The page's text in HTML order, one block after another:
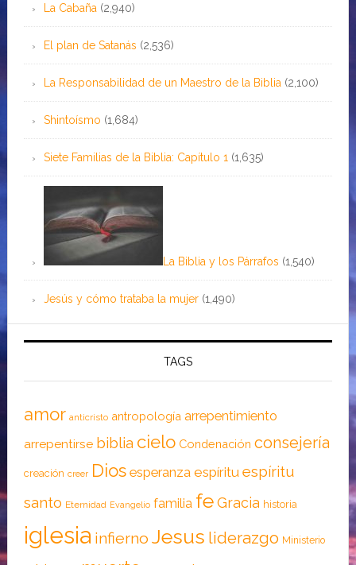
La Cabaña (2,940)
El plan de Satanás (2,536)
La Responsabilidad de un Maestro de la Biblia (2,100)
Shintoísmo (1,684)
Siete Familias de la Biblia: Capítulo 1 (1,635)
La Biblia y los Párrafos (1,540)
Jesús y cómo trataba la mujer (1,490)
TAGS
amor anticristo antropología arrepentimiento
arrepentirse biblia cielo Condenación consejería
creación creer Dios esperanza espíritu espíritu
santo Eternidad Evangelio familia feGracia historia
iglesia infierno Jesus liderazgo Ministerio